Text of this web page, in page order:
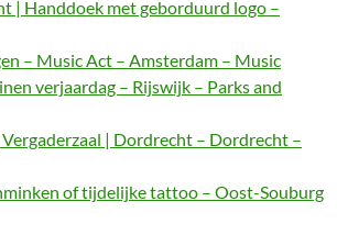
| Handdoek met geborduurd logo –
– Music Act – Amsterdam – Music
verjaardag – Rijswijk – Parks and
| Dordrecht – Dordrecht –
of tijdelijke tattoo – Oost-Souburg